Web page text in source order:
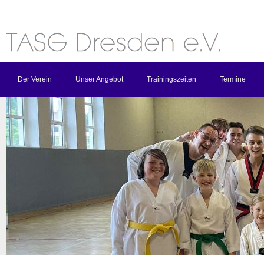
Der Verein Unser Angebot Trainingszeiten Termine